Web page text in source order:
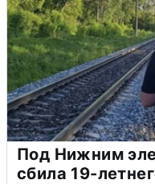
Под Нижним
сбила 19-